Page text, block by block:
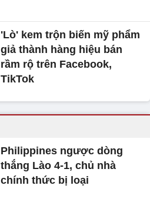
'Lò' kem trộn biến mỹ phẩm
giả thành hàng hiệu bán
rầm rộ trên Facebook,
TikTok
Philippines ngược dòng
thắng Lào 4-1, chủ nhà
chính thức bị loại